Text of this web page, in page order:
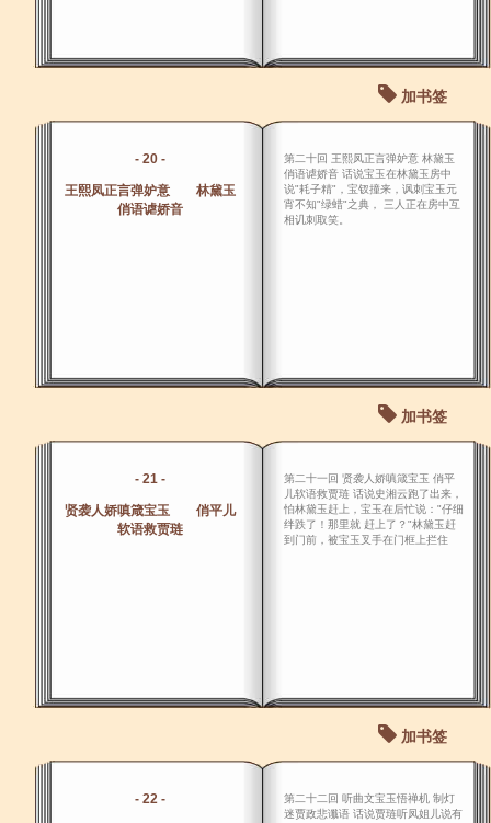
加书签
- 20 -
王熙凤正言弹妒意 林黛玉
俏语谑娇音
第二十回 王熙凤正言弹妒意 林黛玉
俏语谑娇音 话说宝玉在林黛玉房中
说"耗子精"，宝钗撞来，讽刺宝玉元
宵不知"绿蜡"之典， 三人正在房中互
相讥刺取笑。
加书签
- 21 -
贤袭人娇嗔箴宝玉 俏平儿
软语救贾琏
第二十一回 贤袭人娇嗔箴宝玉 俏平
儿软语救贾琏 话说史湘云跑了出来，
怕林黛玉赶上，宝玉在后忙说："仔细
绊跌了！那里就 赶上了？"林黛玉赶
到门前，被宝玉叉手在门框上拦住
加书签
- 22 -
第二十二回 听曲文宝玉悟禅机 制灯
迷贾政悲谶语 话说贾琏听凤姐儿说有